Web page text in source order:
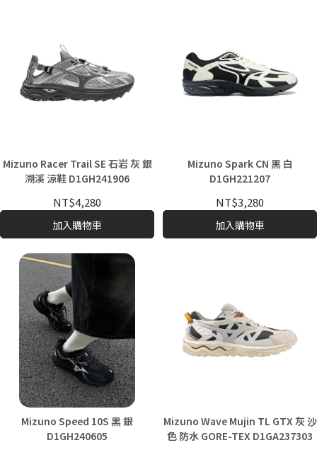
Mizuno Racer Trail SE 石岩 灰 銀
溯溪 涼鞋 D1GH241906
NT$4,280
加入購物車
Mizuno Spark CN 黑 白
D1GH221207
NT$3,280
加入購物車
Mizuno Speed 10S 黑 銀
D1GH240605
Mizuno Wave Mujin TL GTX 灰 沙
色 防水 GORE-TEX D1GA237303